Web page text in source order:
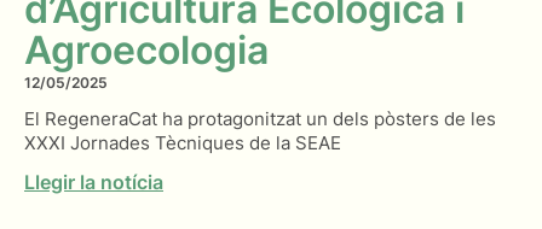
d’Agricultura Ecològica i
Agroecologia
12/05/2025
El RegeneraCat ha protagonitzat un dels pòsters de les
XXXI Jornades Tècniques de la SEAE
Llegir la notícia